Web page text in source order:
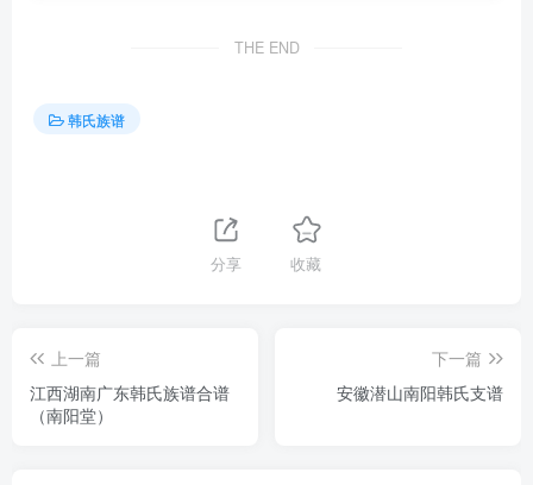
THE END
韩氏族谱
分享 收藏
上一篇
江西湖南广东韩氏族谱合谱
（南阳堂）
下一篇
安徽潜山南阳韩氏支谱